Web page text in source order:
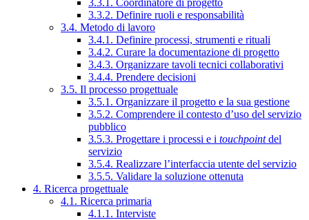
3.3.1. Coordinatore di progetto
3.3.2. Definire ruoli e responsabilità
3.4. Metodo di lavoro
3.4.1. Definire processi, strumenti e rituali
3.4.2. Curare la documentazione di progetto
3.4.3. Organizzare tavoli tecnici collaborativi
3.4.4. Prendere decisioni
3.5. Il processo progettuale
3.5.1. Organizzare il progetto e la sua gestione
3.5.2. Comprendere il contesto d’uso del servizio
pubblico
3.5.3. Progettare i processi e i touchpointdel
servizio
3.5.4. Realizzare l’interfaccia utente del servizio
3.5.5. Validare la soluzione ottenuta
4. Ricerca progettuale
4.1. Ricerca primaria
4.1.1. Interviste